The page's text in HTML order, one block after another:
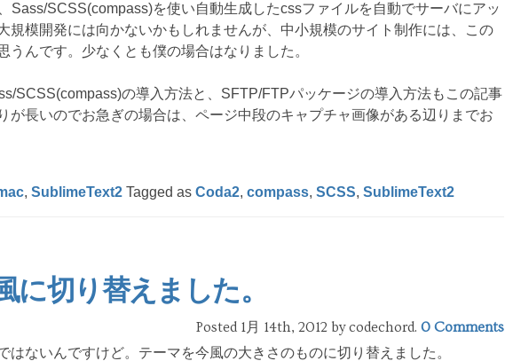
Sass/SCSS(compass)を使い自動生成したcssファイルを自動でサーバにアッ
規模開発には向かないかもしれませんが、中小規模のサイト制作には、この
うんです。少なくとも僕の場合はなりました。
SCSS(compass)の導入方法と、SFTP/FTPパッケージの導入方法もこの記事
が長いのでお急ぎの場合は、ページ中段のキャプチャ画像がある辺りまでお
, SublimeText2 Tagged as Coda2, compass, SCSS, SublimeText2
に切り替えました。
Posted 1月 14th, 2012 by codechord. 0 Comments
はないんですけど。テーマを今風の大きさのものに切り替えました。